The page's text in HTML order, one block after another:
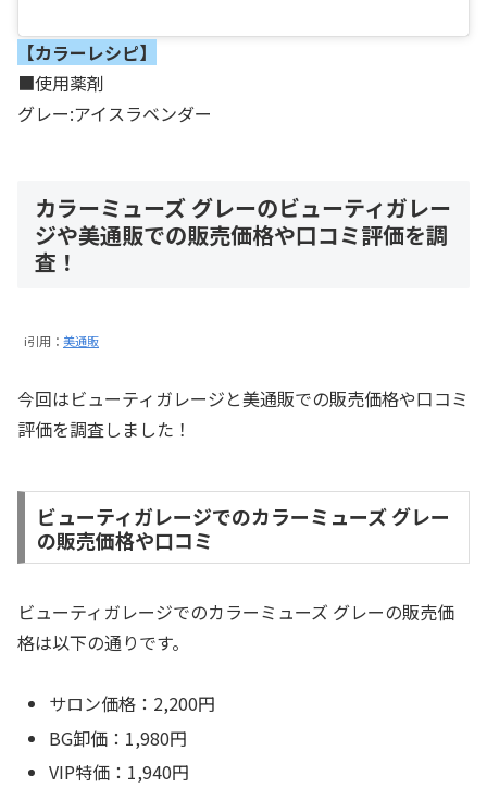
【カラーレシピ】
■使用薬剤
グレー:アイスラベンダー
カラーミューズ グレーのビューティガレー
ジや美通販での販売価格や口コミ評価を調
査！
i引用： 美通販
今回はビューティガレージと美通販での販売価格や口コミ
評価を調査しました！
ビューティガレージでのカラーミューズ グレー
の販売価格や口コミ
ビューティガレージでのカラーミューズ グレーの販売価
格は以下の通りです。
サロン価格：2,200円
BG卸価：1,980円
VIP特価：1,940円